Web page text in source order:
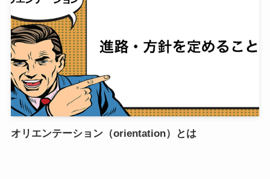
オリエンテーション（orientation）とは